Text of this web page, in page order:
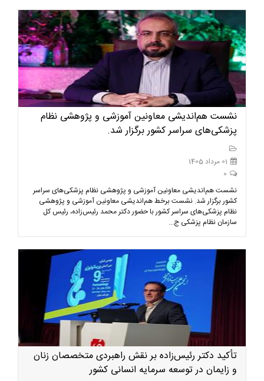
نشست هم‌اندیشی معاونین آموزشی و پژوهشی نظام
پزشکی‌های سراسر کشور برگزار شد.
01 مرداد 1405
0
نشست هم‌اندیشی معاونین آموزشی و پژوهشی نظام پزشکی‌های سراسر
کشور برگزار شد. نشست برخط هم‌اندیشی معاونین آموزشی و پژوهشی
نظام پزشکی‌های سراسر کشور با حضور دکتر محمد رئیس‌زاده، رئیس کل
سازمان نظام پزشکی ج...
تأکید دکتر رئیس‌زاده بر نقش راهبردی متخصصان زنان
و زایمان در توسعه سرمایه انسانی کشور